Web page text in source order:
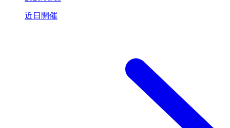
近日開催